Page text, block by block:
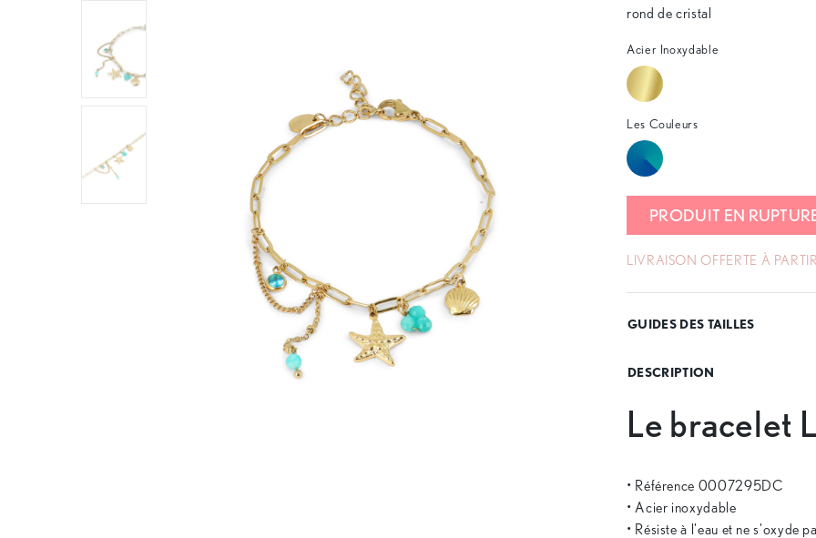
rond de cristal
Acier Inoxydable
Les Couleurs
PRODUIT EN
LIVRAISON OFFERTE À
GUIDES DES TAILLES
DESCRIPTION
Le bracelet
• Référence 0007295DC
• Acier inoxydable
• Résiste à l'eau et ne s'oxyde